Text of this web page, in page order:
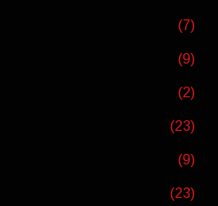
(7)
(9)
(2)
(23)
(9)
(23)